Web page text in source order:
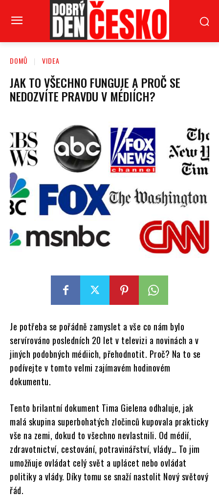
DOMŮ VIDEA
JAK TO VŠECHNO FUNGUJE A PROČ SE
NEDOZVÍTE PRAVDU V MÉDIÍCH?
Je potřeba se pořádně zamyslet a vše co nám bylo
servírováno posledních 20 let v televizi a novinách a v
jiných podobných médiich, přehodnotit. Proč? Na to se
podívejte v tomto velmi zajímavém hodinovém
dokumentu.
Tento brilantní dokument Tima Gielena odhaluje, jak
malá skupina superbohatých zločinců kupovala prakticky
vše na zemi, dokud to všechno nevlastnili. Od médií,
zdravotnictví, cestování, potravinářství, vlády… To jim
umožňuje ovládat celý svět a uplácet nebo ovládat
politiky a vlády. Díky tomu se snaží nastolit Nový světový
řád.